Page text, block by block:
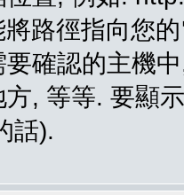
路徑指向您
要確認的主機
, 等等. 要顯
話).